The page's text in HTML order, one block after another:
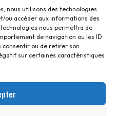
nous utilisons des technologies
ou accéder aux informations des
nous permettra de
de navigation ou les ID
consentir ou de retirer son
sur certaines caractéristiques